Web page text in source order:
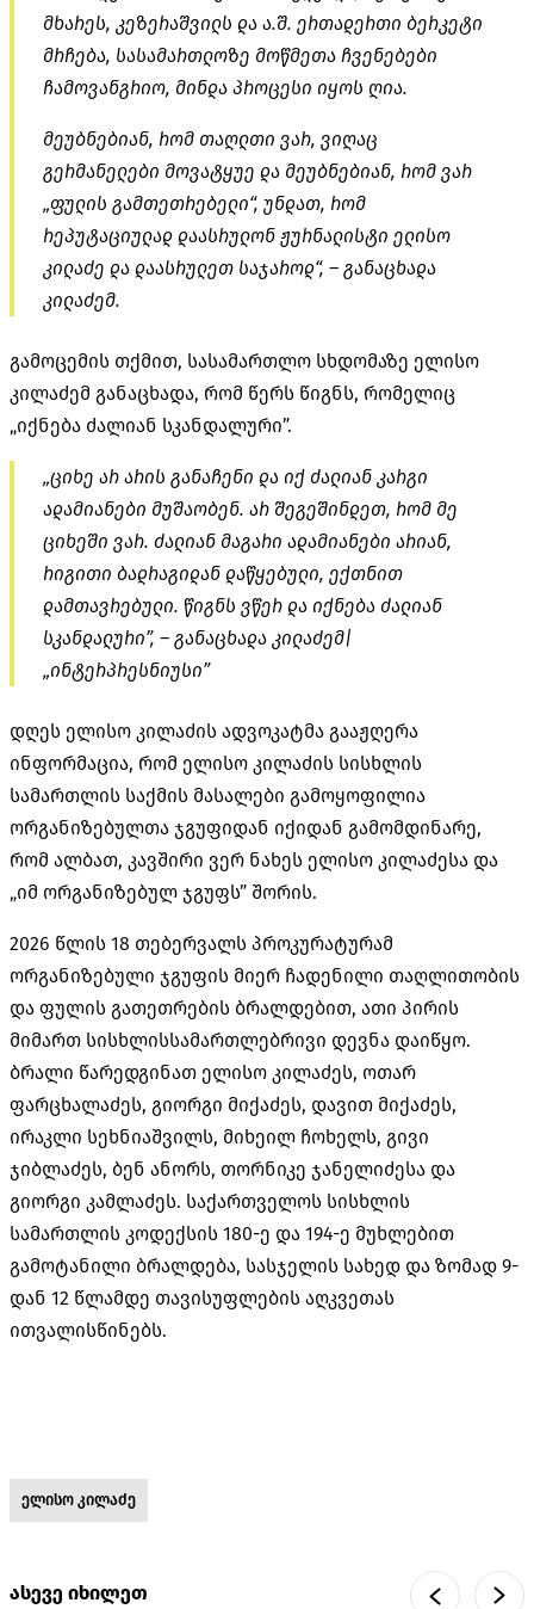
მხარეს, კეზერაშვილს და ა.შ. ერთადერთი ბერკეტი
მრჩება, სასამართლოზე მოწმეთა ჩვენებები
ჩამოვანგრიო, მინდა პროცესი იყოს ღია.
მეუბნებიან, რომ თაღლთი ვარ, ვიღაც
გერმანელები მოვატყუე და მეუბნებიან, რომ ვარ
„ფულის გამთეთრებელი“, უნდათ, რომ
რეპუტაციულად დაასრულონ ჟურნალისტი ელისო
კილაძე და დაასრულეთ საჯაროდ“, – განაცხადა
კილაძემ.
გამოცემის თქმით, სასამართლო სხდომაზე ელისო
კილაძემ განაცხადა, რომ წერს წიგნს, რომელიც
„იქნება ძალიან სკანდალური”.
„ციხე არ არის განაჩენი და იქ ძალიან კარგი
ადამიანები მუშაობენ. არ შეგეშინდეთ, რომ მე
ციხეში ვარ. ძალიან მაგარი ადამიანები არიან,
რიგითი ბადრაგიდან დაწყებული, ექთნით
დამთავრებული. წიგნს ვწერ და იქნება ძალიან
სკანდალური”, – განაცხადა კილაძემ|
„ინტერპრესნიუსი”
დღეს ელისო კილაძის ადვოკატმა გააჟღერა
ინფორმაცია, რომ ელისო კილაძის სისხლის
სამართლის საქმის მასალები გამოყოფილია
ორგანიზებულთა ჯგუფიდან იქიდან გამომდინარე,
რომ ალბათ, კავშირი ვერ ნახეს ელისო კილაძესა და
„იმ ორგანიზებულ ჯგუფს” შორის.
2026 წლის 18 თებერვალს პროკურატურამ
ორგანიზებული ჯგუფის მიერ ჩადენილი თაღლითობის
და ფულის გათეთრების ბრალდებით, ათი პირის
მიმართ სისხლისსამართლებრივი დევნა დაიწყო.
ბრალი წარედგინათ ელისო კილაძეს, ოთარ
ფარცხალაძეს, გიორგი მიქაძეს, დავით მიქაძეს,
ირაკლი სეხნიაშვილს, მიხეილ ჩოხელს, გივი
ჯიბლაძეს, ბენ ანორს, თორნიკე ჯანელიძესა და
გიორგი კამლაძეს. საქართველოს სისხლის
სამართლის კოდექსის 180-ე და 194-ე მუხლებით
გამოტანილი ბრალდება, სასჯელის სახედ და ზომად 9-
დან 12 წლამდე თავისუფლების აღკვეთას
ითვალისწინებს.
ელისო კილაძე
ასევე იხილეთ